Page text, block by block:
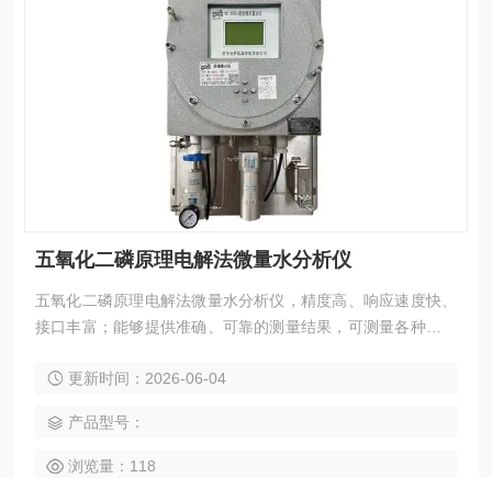
五氧化二磷原理电解法微量水分析仪
五氧化二磷原理电解法微量水分析仪，精度高、响应速度快、
接口丰富；能够提供准确、可靠的测量结果，可测量各种气体
线分析场合。无论是在生产过程控制、产品质量保证还是实验
和质量标准。
更新时间：2026-06-04
产品型号：
浏览量：118